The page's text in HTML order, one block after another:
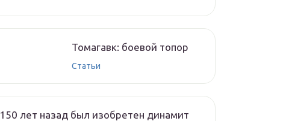
Томагавк: боевой топор
Статьи
150 лет назад был изобретен динамит